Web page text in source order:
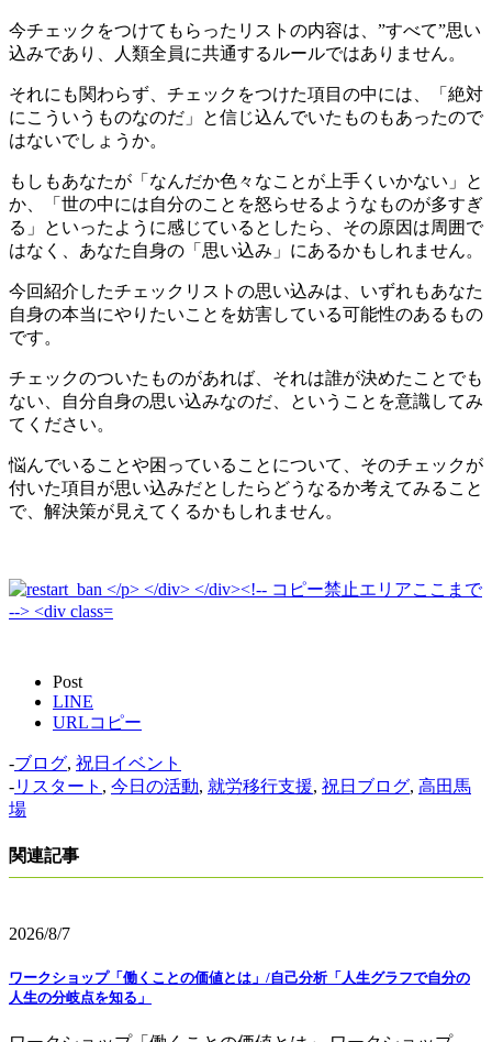
今チェックをつけてもらったリストの内容は、”すべて”思い
込みであり、人類全員に共通するルールではありません。
それにも関わらず、チェックをつけた項目の中には、「絶対
にこういうものなのだ」と信じ込んでいたものもあったので
はないでしょうか。
もしもあなたが「なんだか色々なことが上手くいかない」と
か、「世の中には自分のことを怒らせるようなものが多すぎ
る」といったように感じているとしたら、その原因は周囲で
はなく、あなた自身の「思い込み」にあるかもしれません。
今回紹介したチェックリストの思い込みは、いずれもあなた
自身の本当にやりたいことを妨害している可能性のあるもの
です。
チェックのついたものがあれば、それは誰が決めたことでも
ない、自分自身の思い込みなのだ、ということを意識してみ
てください。
悩んでいることや困っていることについて、そのチェックが
付いた項目が思い込みだとしたらどうなるか考えてみること
で、解決策が見えてくるかもしれません。
Post
LINE
URLコピー
-ブログ, 祝日イベント
-リスタート , 今日の活動, 就労移行支援, 祝日ブログ, 高田馬
場
関連記事
2026/8/7
ワークショップ「働くことの価値とは」/自己分析「人生グラフで自分の
人生の分岐点を知る」